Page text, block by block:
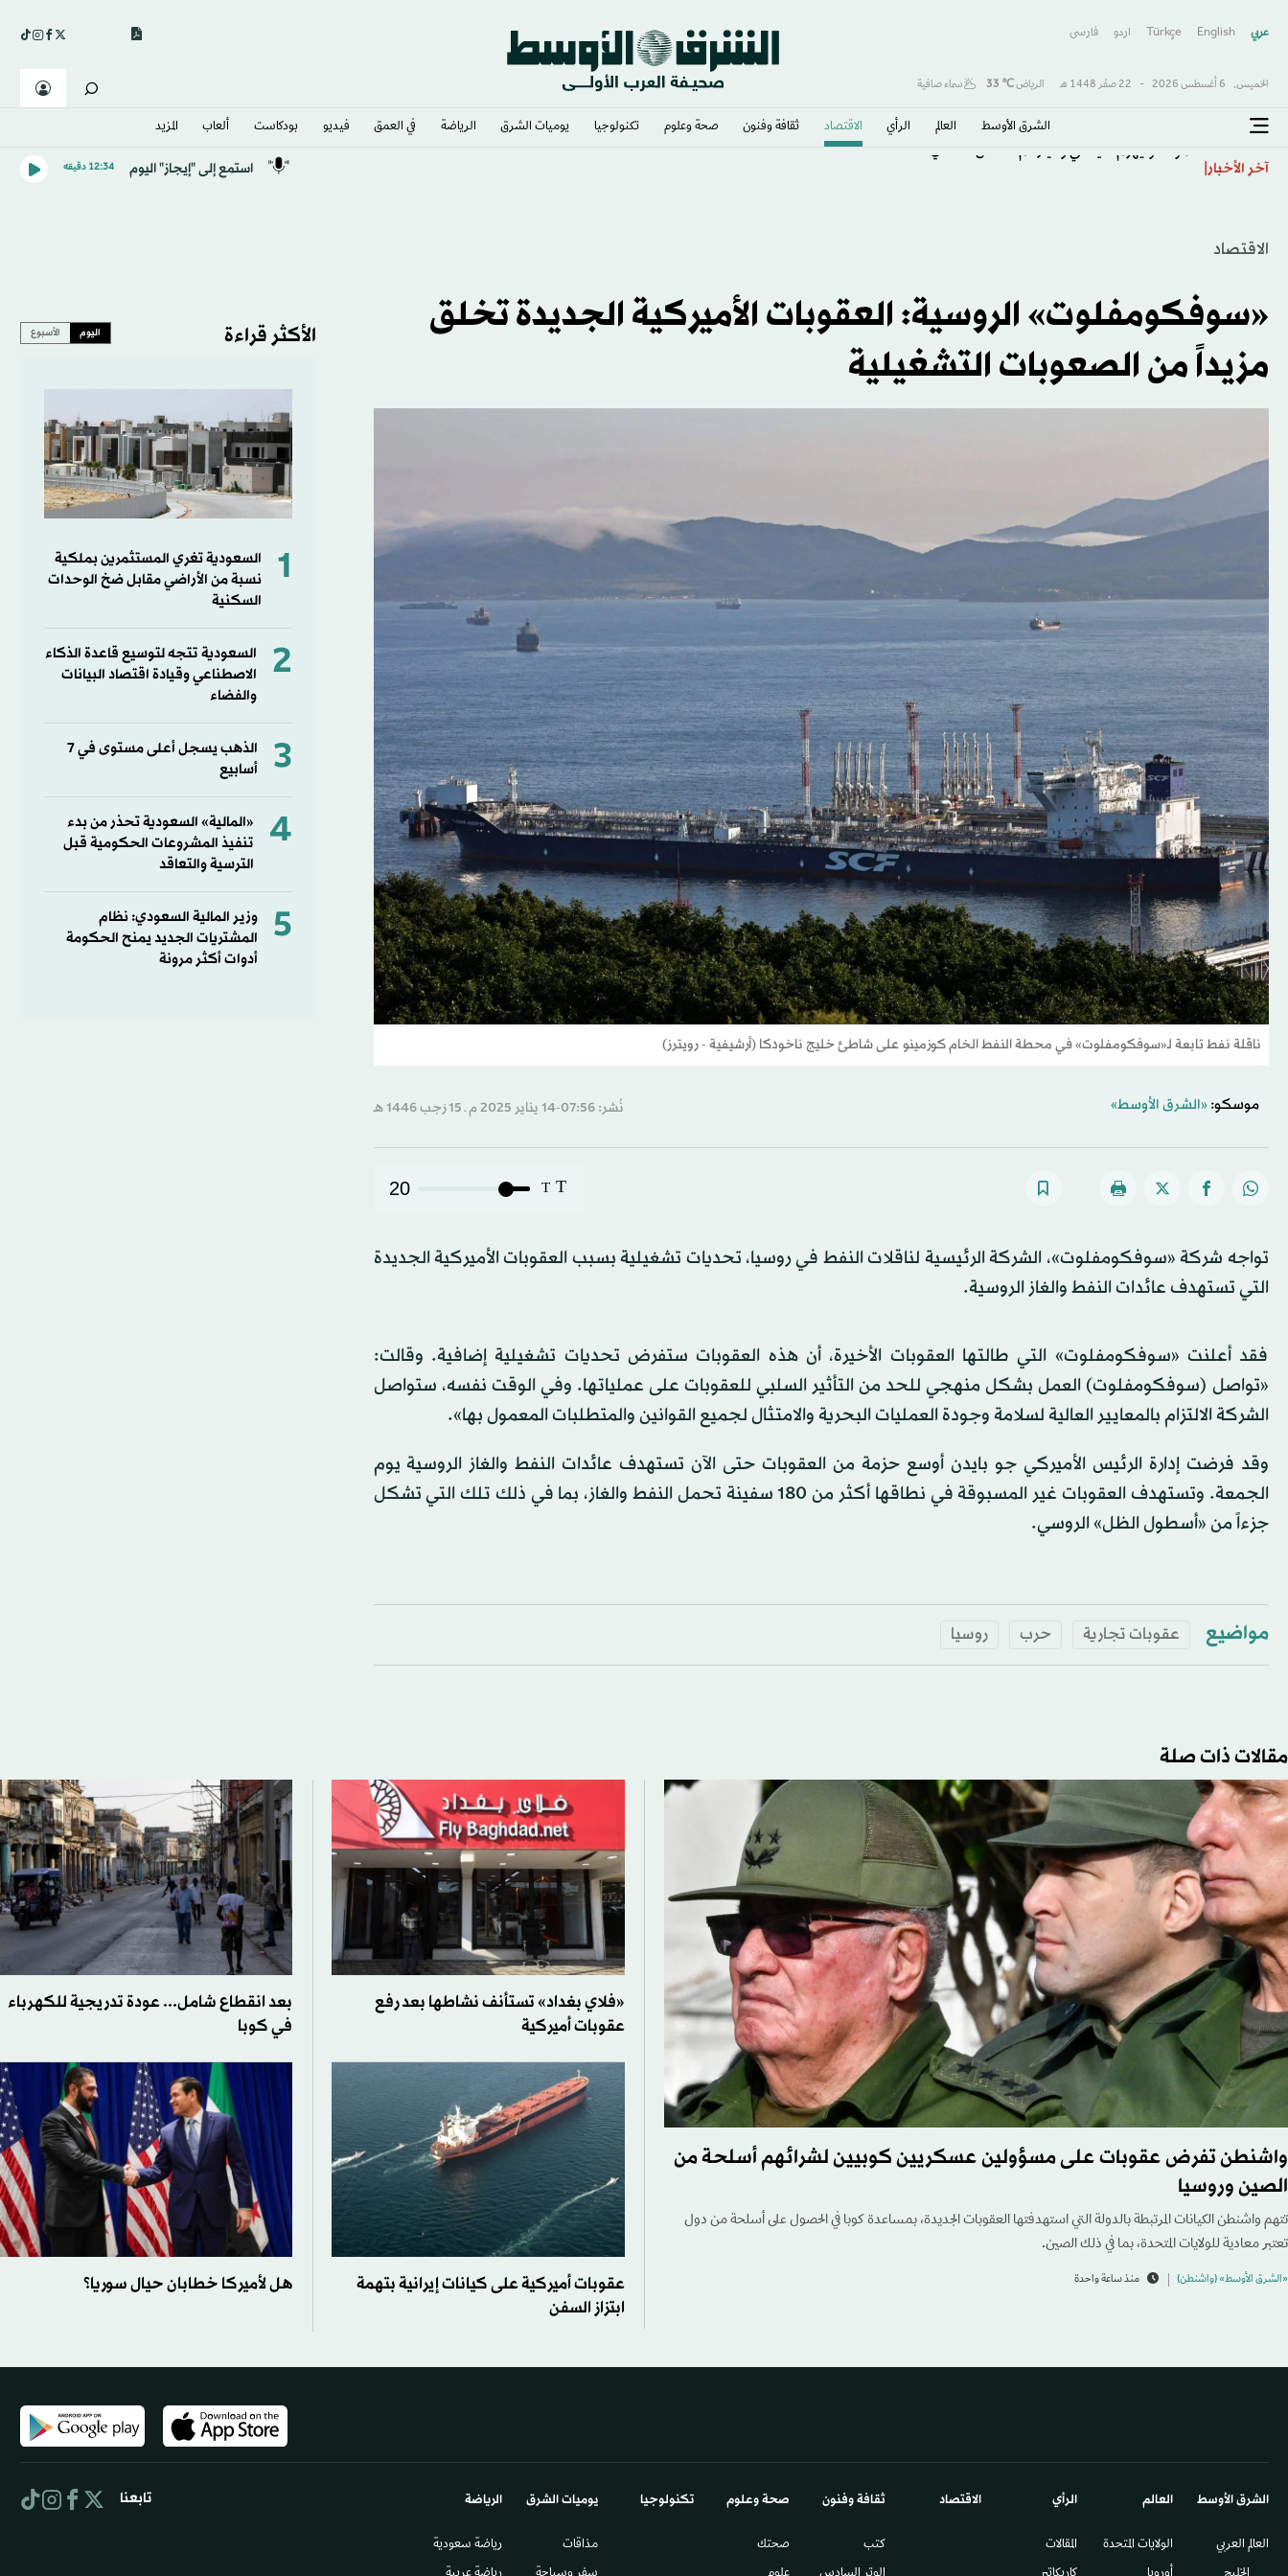
عربي English
Türkçe اردو فارسى
الخميس, 6 أغسطس 2026 - 22 صفَر 1448 هـ الرياض℃
33 سماء صافية
الشرق الأوسط​ العالم الرأي الاقتصاد ثقافة وفنون صحة وعلوم تكنولوجيا يوميات الشرق​ الرياضة في العمق فيديو بودكاست ألعاب المزيد
آخر الأخبار موناكو يهزم خيتافي ودياً رغم النقص العددي استمع إلى "إيجاز" اليوم 12:34 دقيقه
الاقتصاد
«سوفكومفلوت» الروسية: العقوبات الأميركية الجديدة تخلق
مزيداً من الصعوبات التشغيلية
ناقلة نفط تابعة لـ«سوفكومفلوت» في محطة النفط الخام كوزمينو على شاطئ خليج ناخودكا (أرشيفية - رويترز)
موسكو: «الشرق الأوسط» نُشر: 07:56-14 يناير 2025 م ـ 15 رَجب 1446 هـ
T
T
20
تواجه شركة «سوفكومفلوت»، الشركة الرئيسية لناقلات النفط في روسيا، تحديات تشغيلية بسبب العقوبات الأميركية الجديدة
التي تستهدف عائدات النفط والغاز الروسية.
فقد أعلنت «سوفكومفلوت» التي طالتها العقوبات الأخيرة، أن هذه العقوبات ستفرض تحديات تشغيلية إضافية. وقالت:
«تواصل (سوفكومفلوت) العمل بشكل منهجي للحد من التأثير السلبي للعقوبات على عملياتها. وفي الوقت نفسه، ستواصل
الشركة الالتزام بالمعايير العالية لسلامة وجودة العمليات البحرية والامتثال لجميع القوانين والمتطلبات المعمول بها».
وقد فرضت إدارة الرئيس الأميركي جو بايدن أوسع حزمة من العقوبات حتى الآن تستهدف عائدات النفط والغاز الروسية يوم
الجمعة. وتستهدف العقوبات غير المسبوقة في نطاقها أكثر من 180 سفينة تحمل النفط والغاز، بما في ذلك تلك التي تشكل
جزءاً من «أسطول الظل» الروسي.
مواضيع عقوبات تجارية حرب روسيا
الأكثر قراءة اليوم الأسبوع
1
السعودية تغري المستثمرين بملكية
نسبة من الأراضي مقابل ضخ الوحدات
السكنية
2
السعودية تتجه لتوسيع قاعدة الذكاء
الاصطناعي وقيادة اقتصاد البيانات
والفضاء
3
الذهب يسجل أعلى مستوى في 7
أسابيع
4
«المالية» السعودية تحذر من بدء
تنفيذ المشروعات الحكومية قبل
الترسية والتعاقد
5
وزير المالية السعودي: نظام
المشتريات الجديد يمنح الحكومة
أدوات أكثر مرونة
مقالات ذات صلة
واشنطن تفرض عقوبات على مسؤولين عسكريين كوبيين لشرائهم أسلحة من
الصين وروسيا
تتهم واشنطن الكيانات المرتبطة بالدولة التي استهدفتها العقوبات الجديدة، بمساعدة كوبا في الحصول على أسلحة من دول
تعتبر معادية للولايات المتحدة، بما في ذلك الصين.
«الشرق الأوسط» (واشنطن) منذ ساعة واحدة
«فلاي بغداد» تستأنف نشاطها بعد رفع
عقوبات أميركية
بعد انقطاع شامل... عودة تدريجية للكهرباء
في كوبا
عقوبات أميركية على كيانات إيرانية بتهمة
ابتزاز السفن
هل لأميركا خطابان حيال سوريا؟
الشرق الأوسط​
العالم العربي
العالم
الولايات المتحدة
الرأي
المقالات
الاقتصاد ثقافة وفنون
كتب
صحة وعلوم
صحتك
تكنولوجيا يوميات الشرق​
مذاقات
الرياضة
رياضة سعودية
تابعنا